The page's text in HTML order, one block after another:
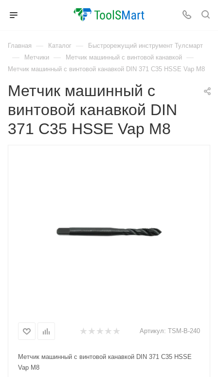
Главная — Каталог — Быстрорежущий инструмент Тулсмарт
— Метчики — Метчик машинный с винтовой канавкой —
Метчик машинный с винтовой канавкой DIN 371 C35 HSSE Vap M8
Метчик машинный с
винтовой канавкой DIN
371 C35 HSSE Vap M8
Артикул: TSM-B-240
Метчик машинный с винтовой канавкой DIN 371 C35 HSSE
Vap M8